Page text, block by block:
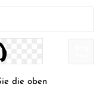
die oben